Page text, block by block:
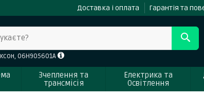
Доставка і оплата Гарантія та
06H905601A
Зчеплення та
трансмісія
Електрика та
Освітлення